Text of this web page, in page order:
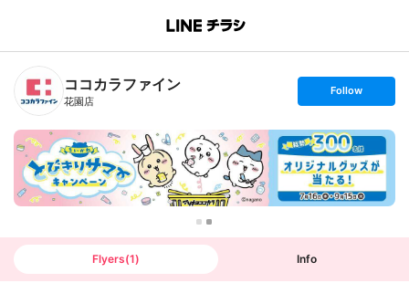
B
n
T
ココカラファイン
花園店
s
t
o
l
l
o
w
Follow
Flyers(1) Info